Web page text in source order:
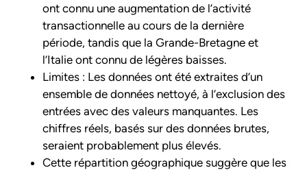
ont connu une augmentation de l’activité
transactionnelle au cours de la dernière
période, tandis que la Grande-Bretagne et
l’Italie ont connu de légères baisses.
Limites : Les données ont été extraites d’un
ensemble de données nettoyé, à l’exclusion des
entrées avec des valeurs manquantes. Les
chiffres réels, basés sur des données brutes,
seraient probablement plus élevés.
Cette répartition géographique suggère que les